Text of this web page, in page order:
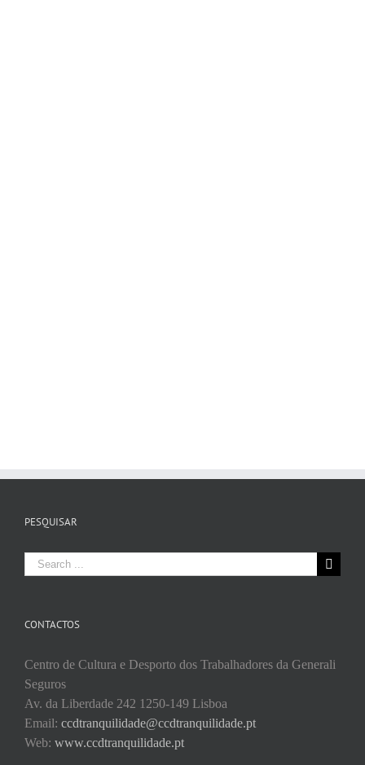
PESQUISAR
Search
for:
CONTACTOS
Centro de Cultura e Desporto dos Trabalhadores da Generali
Seguros
Av. da Liberdade 242 1250-149 Lisboa
Email: ccdtranquilidade@ccdtranquilidade.pt
Web: www.ccdtranquilidade.pt